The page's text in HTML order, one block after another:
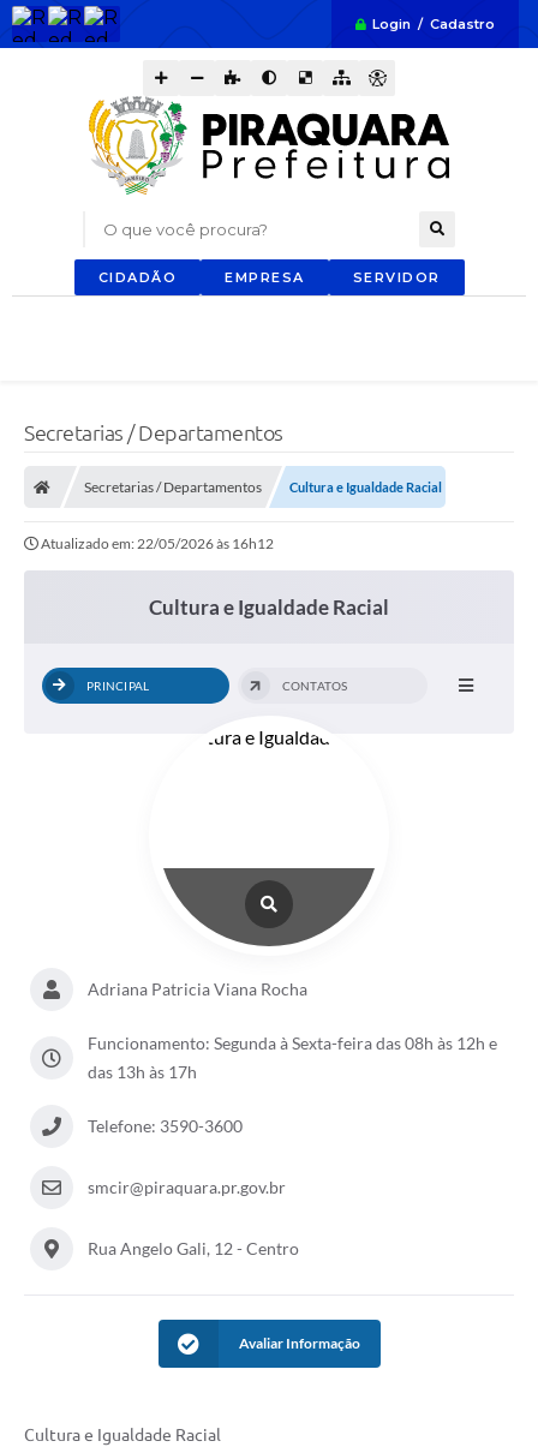
Login / Cadastro
O que você procura?
CIDADÃO EMPRESA SERVIDOR
Secretarias / Departamentos
Secretarias / Departamentos Cultura e Igualdade Racial
Atualizado em: 22/05/2026 às 16h12
Cultura e Igualdade Racial
PRINCIPAL CONTATOS
Adriana Patricia Viana Rocha
Funcionamento: Segunda à Sexta-feira das 08h às 12h e
das 13h às 17h
Telefone: 3590-3600
smcir@piraquara.pr.gov.br
Rua Angelo Gali, 12 - Centro
Avaliar Informação
Cultura e Igualdade Racial